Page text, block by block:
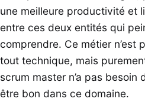
une meilleure productivité et
entre ces deux entités qui
comprendre. Ce métier n’est
tout technique, mais
scrum master n’a pas besoin
être bon dans ce domaine.